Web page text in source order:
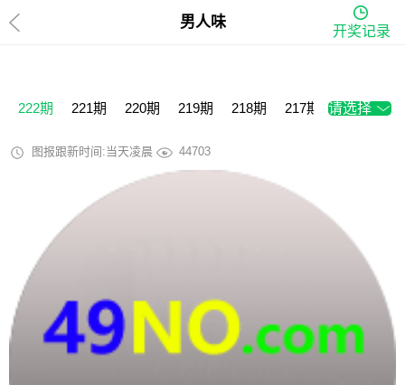
男人味
开奖记录
222期 221期 220期 219期 218期 217期 216期
请选择
图报跟新时间:当天凌晨 44703